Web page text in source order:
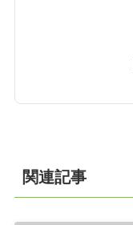
関連記事